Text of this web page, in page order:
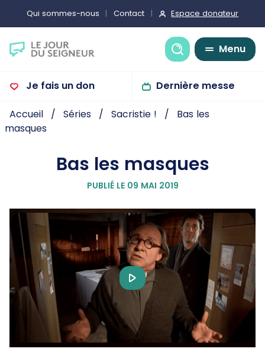
Qui sommes-nous Contact Espace donateur
Recherche
Menu
Je fais un don Dernière messe
Accueil Séries Sacristie !
Bas les
masques
Bas les masques
PUBLIÉ LE 09 MAI 2019
Play
Video